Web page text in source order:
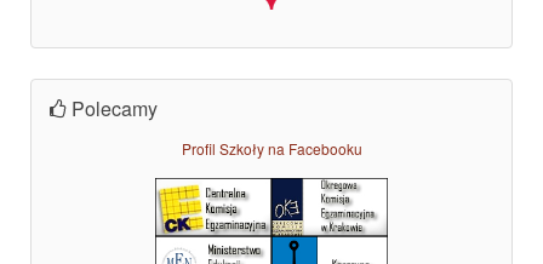
Polecamy
Profil Szkoły na Facebooku